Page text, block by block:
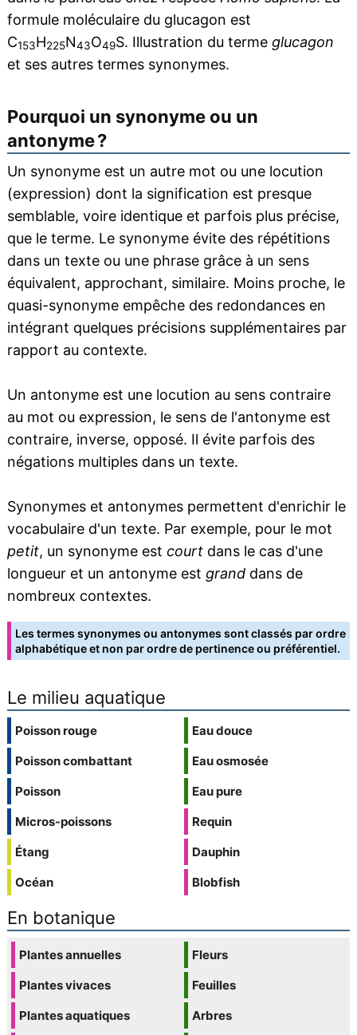
formule moléculaire du glucagon est
C153H225N43O49S. Illustration du terme glucagon
et ses autres termes synonymes.
Pourquoi un synonyme ou un
antonyme ?
Un synonyme est un autre mot ou une locution
(expression) dont la signification est presque
semblable, voire identique et parfois plus précise,
que le terme. Le synonyme évite des répétitions
dans un texte ou une phrase grâce à un sens
équivalent, approchant, similaire. Moins proche, le
quasi-synonyme empêche des redondances en
intégrant quelques précisions supplémentaires par
rapport au contexte.
Un antonyme est une locution au sens contraire
au mot ou expression, le sens de l'antonyme est
contraire, inverse, opposé. Il évite parfois des
négations multiples dans un texte.
Synonymes et antonymes permettent d'enrichir le
vocabulaire d'un texte. Par exemple, pour le mot
petit, un synonyme est courtdans le cas d'une
longueur et un antonyme est granddans de
nombreux contextes.
Les termes synonymes ou antonymes sont classés par ordre
alphabétique et non par ordre de pertinence ou préférentiel.
Le milieu aquatique
Poisson rouge
Poisson combattant
Poisson
Micros-poissons
Étang
Océan
Eau douce
Eau osmosée
Eau pure
Requin
Dauphin
Blobfish
En botanique
Plantes annuelles
Plantes vivaces
Plantes aquatiques
Fleurs
Feuilles
Arbres